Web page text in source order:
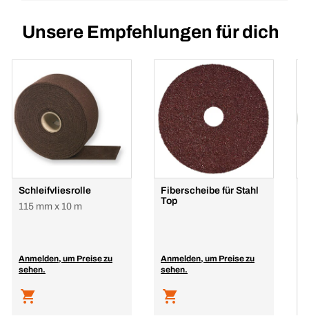
Unsere Empfehlungen für dich
Schleifvliesrolle
115 mm x 10 m
Anmelden, um Preise zu
sehen.
Fiberscheibe für Stahl
Top
Anmelden, um Preise zu
sehen.